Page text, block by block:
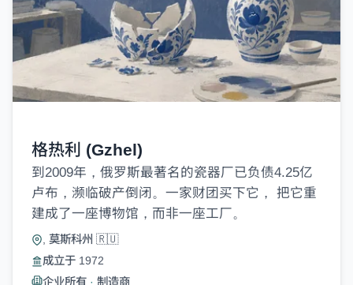
格热利 (Gzhel)
到2009年，俄罗斯最著名的瓷器厂已负债4.25亿
卢布，濒临破产倒闭。一家财团买下它， 把它重
建成了一座博物馆，而非一座工厂。
, 莫斯科州 🇷🇺
成立于 1972
企业所有 · 制造商